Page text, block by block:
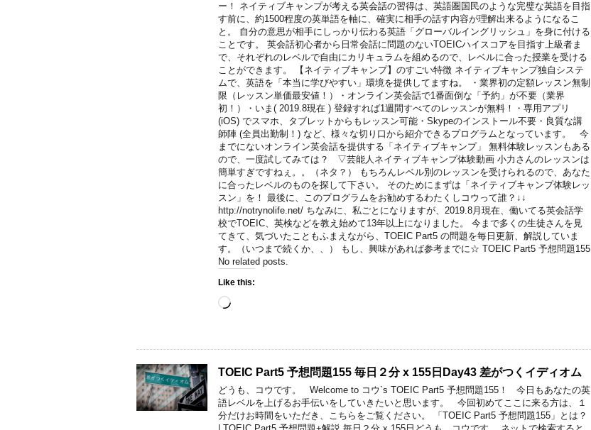
ー！ ネイティブキャンプが考える英会話の習得は、英語圏国民のような完璧な英語を目指
す前に、約1500程度の英単語を軸に、確実に相手の話す内容が理解出来るようになるこ
と。 自分の意思が相手にしっかり伝わる英語「グローバルイングリッシュ」を身に付ける
ことです。 英会話初心者から日常会話に問題のないTOEICハイスコアを目指す上級者ま
で、それぞれのレベルで自由にカリキュラムを組めるので、レベルに合った授業を受ける
ことができます。 【ネイティブキャンプ】のすごい特徴 ネイティブキャンプ独自システ
ムで、英語を「本当に学びやすい」環境を提供してますね。 ・業界初の定額レッスン無制
限（レッスン単価最安値！）・オンライン英会話で1番面倒な「予約」が不要（業界
初！）・いま( 2019.8現在 ) 登録すれば1週間すべてのレッスンが無料！・専用アプリ
(iOS) でスマホ、タブレットからもレッスン可能・Skypeのインストール不要・良質な講
師陣 (全員出勤制！) など、様々な切り口から紹介できるプログラムとなっています。 今
までにないオンライン英会話を提供する「ネイティブキャンプ」 無料体験レッスンもある
ので、一度試してみては？ ▽芸能人ネイティブキャンプ体験動画 小力さんのレッスンは
簡単すぎですねぇ。。（ネタ？） もちろんレベル別のレッスンを受けられるので、あなた
に合ったレベルのものを探して下さい。 そのためにまずは「ネイティブキャンプ体験レッ
スン」を！ 最後に、このプログラムをお勧めするわたくしコウって誰？↓↓
http://notrynolife.net/ ちなみに、私ごとになりますが、2019.8月現在、働いてる英会話学
校でTOEIC、英検などを教え始めて13年以上になりました。 今まで多くの生徒さんを見
てきて、気づいたこともふまえながら、TOEIC Part5 の問題を毎日更新、解説していま
す。（いつまで続くか、、） もし、興味があれば参考までに☆ TOEIC Part5 予想問題155
No related posts.
Like this:
Loading…
TOEIC Part5 予想問題155 毎日２分 x 155日Day43 差がつくイディオム
どうも、コウです。 Welcome to コウ`s TOEIC Part5 予想問題155！ 今日もあなたの英
語レベルを上げるお手伝いをしていきたいと思います。 今回初めてここに来る方は、１
分だけお時間をいただき、こちらをご覧ください。 「TOEIC Part5 予想問題155」とは？